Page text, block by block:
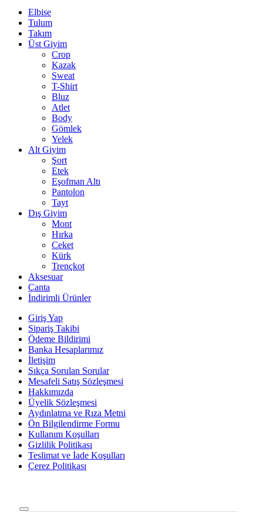
Elbise
Tulum
Takım
Üst Giyim
Crop
Kazak
Sweat
T-Shirt
Bluz
Atlet
Body
Gömlek
Yelek
Alt Giyim
Şort
Etek
Eşofman Altı
Pantolon
Tayt
Dış Giyim
Mont
Hırka
Ceket
Kürk
Trençkot
Aksesuar
Çanta
İndirimli Ürünler
Giriş Yap
Sipariş Takibi
Ödeme Bildirimi
Banka Hesaplarımız
İletişim
Sıkça Sorulan Sorular
Mesafeli Satış Sözleşmesi
Hakkımızda
Üyelik Sözleşmesi
Aydınlatma ve Rıza Metni
Ön Bilgilendirme Formu
Kullanım Koşulları
Gizlilik Politikası
Teslimat ve İade Koşulları
Çerez Politikası